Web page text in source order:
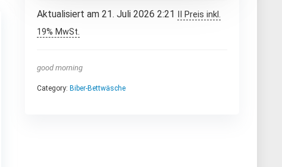
Aktualisiert am 21. Juli 2026 2:21
II Preis inkl.
19% MwSt.
good morning
Category: Biber-Bettwäsche